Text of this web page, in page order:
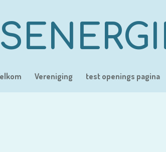
Vereniging test openings pagina